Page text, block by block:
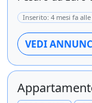
Inserito: 4 mesi fa alle
VEDI